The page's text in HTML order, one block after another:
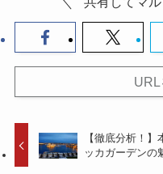
URL
【徹底分析！
ッカガーデンの